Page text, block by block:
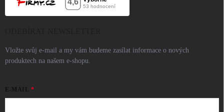
Vložte svůj e-mail a my vám budeme zasílat informace o nových
produktech na našem e-shopu.
E-MAIL